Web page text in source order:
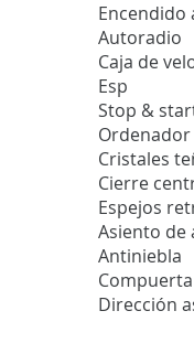
Encendido
Autoradio
Caja de
Esp
Stop &
Cristales
Cierre
Espejos
Asiento de
Antiniebla
Dirección